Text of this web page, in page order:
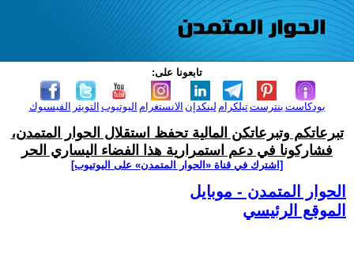
تابعونا على:
الفيسبوك التويتر اليوتيوب الانستغرام لينكدإن تيلكرامبنترست بودكاست
تبرعاتكم وتبرعاتكن المالية تحفظ استقلال الحوار المتمدن،
فشاركونا في دعم استمرارية هذا الفضاء اليساري الحر
[اشترك في قناة ‫«الحوار المتمدن» على اليوتيوب]
الحوار المتمدن - موبايل
الموقع الرئيسي